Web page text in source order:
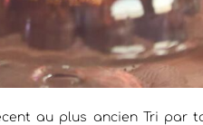
au plus ancien Tri par